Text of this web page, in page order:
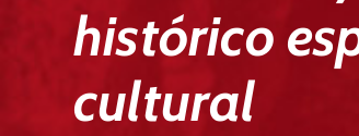
histórico
cultural